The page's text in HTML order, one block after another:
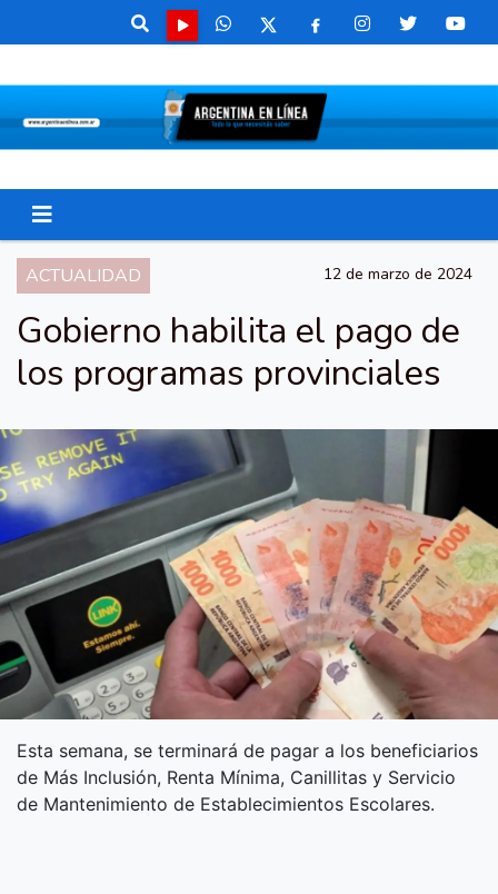
ACTUALIDAD 12 de marzo de 2024
Gobierno habilita el pago de
los programas provinciales
Esta semana, se terminará de pagar a los beneficiarios
de Más Inclusión, Renta Mínima, Canillitas y Servicio
de Mantenimiento de Establecimientos Escolares.